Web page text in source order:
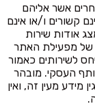
אשר אליהם
קשורים ו/או אינם
אודות שירות
של מפעילת האתר
לשירותים כאמור
העסקי. מובהר
מידע מעין זה, ואין